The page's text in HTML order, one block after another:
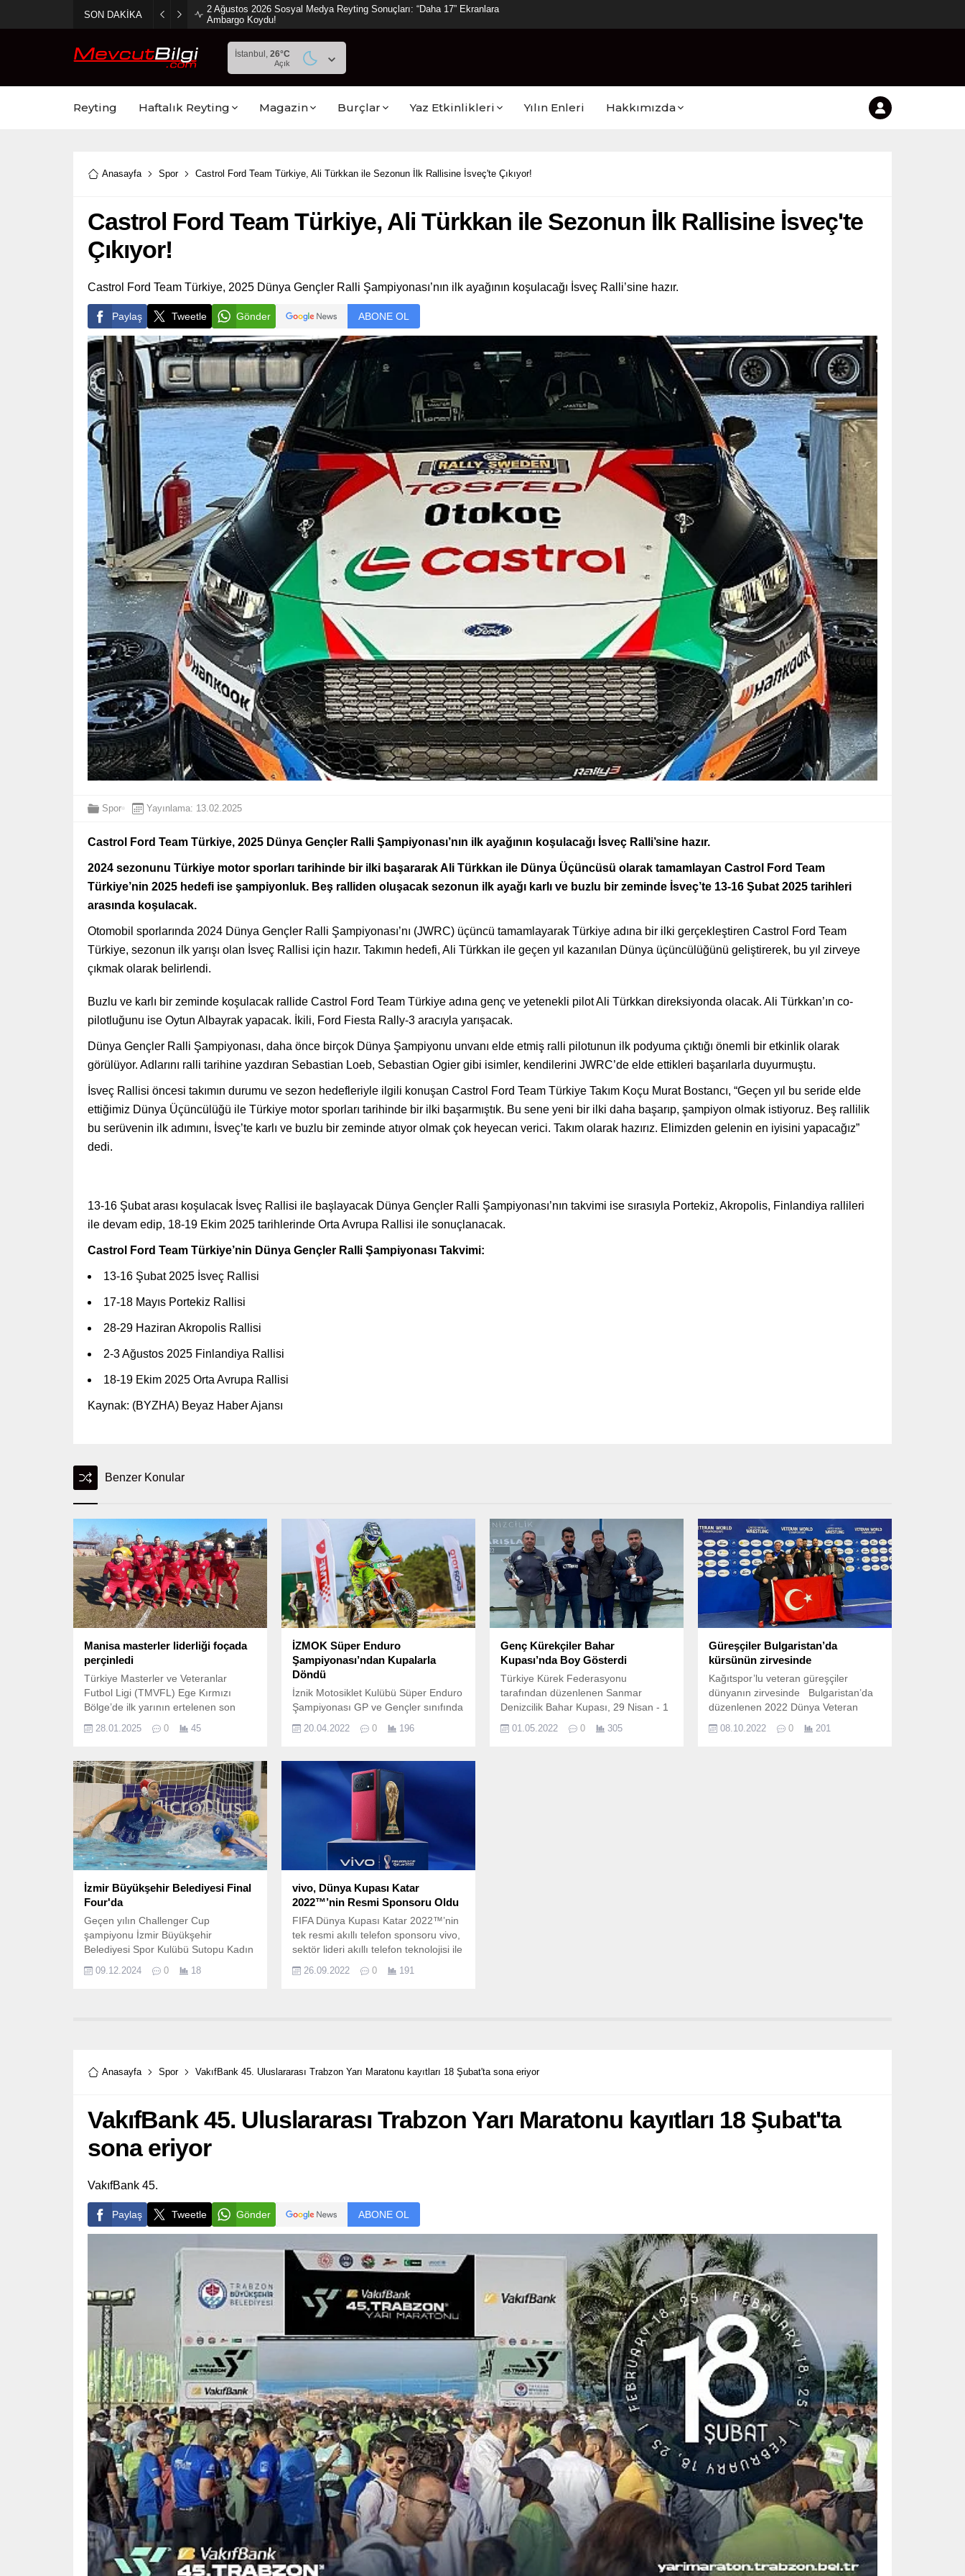
SON DAKİKA
2 Ağustos 2026 Sosyal Medya Reyting Sonuçları: “Daha 17” Ekranlara
Ambargo Koydu!
İstanbul, 26°C
Açık
Reyting Haftalık Reyting Magazin Burçlar Yaz Etkinlikleri Yılın Enleri Hakkımızda
Anasayfa Spor Castrol Ford Team Türkiye, Ali Türkkan ile Sezonun İlk Rallisine İsveç'te Çıkıyor!
Castrol Ford Team Türkiye, Ali Türkkan ile Sezonun İlk Rallisine İsveç'te
Çıkıyor!
Castrol Ford Team Türkiye, 2025 Dünya Gençler Ralli Şampiyonası’nın ilk ayağının koşulacağı İsveç Ralli’sine hazır.
Paylaş Tweetle Gönder ABONE OL
Spor Yayınlama: 13.02.2025
Castrol Ford Team Türkiye, 2025 Dünya Gençler Ralli Şampiyonası’nın ilk ayağının koşulacağı İsveç Ralli’sine hazır.
2024 sezonunu Türkiye motor sporları tarihinde bir ilki başararak Ali Türkkan ile Dünya Üçüncüsü olarak tamamlayan Castrol Ford Team
Türkiye’nin 2025 hedefi ise şampiyonluk. Beş ralliden oluşacak sezonun ilk ayağı karlı ve buzlu bir zeminde İsveç’te 13-16 Şubat 2025 tarihleri
arasında koşulacak.
Otomobil sporlarında 2024 Dünya Gençler Ralli Şampiyonası’nı (JWRC) üçüncü tamamlayarak Türkiye adına bir ilki gerçekleştiren Castrol Ford Team
Türkiye, sezonun ilk yarışı olan İsveç Rallisi için hazır. Takımın hedefi, Ali Türkkan ile geçen yıl kazanılan Dünya üçüncülüğünü geliştirerek, bu yıl zirveye
çıkmak olarak belirlendi.
Buzlu ve karlı bir zeminde koşulacak rallide Castrol Ford Team Türkiye adına genç ve yetenekli pilot Ali Türkkan direksiyonda olacak. Ali Türkkan’ın co-
pilotluğunu ise Oytun Albayrak yapacak. İkili, Ford Fiesta Rally-3 aracıyla yarışacak.
Dünya Gençler Ralli Şampiyonası, daha önce birçok Dünya Şampiyonu unvanı elde etmiş ralli pilotunun ilk podyuma çıktığı önemli bir etkinlik olarak
görülüyor. Adlarını ralli tarihine yazdıran Sebastian Loeb, Sebastian Ogier gibi isimler, kendilerini JWRC’de elde ettikleri başarılarla duyurmuştu.
İsveç Rallisi öncesi takımın durumu ve sezon hedefleriyle ilgili konuşan Castrol Ford Team Türkiye Takım Koçu Murat Bostancı, “Geçen yıl bu seride elde
ettiğimiz Dünya Üçüncülüğü ile Türkiye motor sporları tarihinde bir ilki başarmıştık. Bu sene yeni bir ilki daha başarıp, şampiyon olmak istiyoruz. Beş rallilik
bu serüvenin ilk adımını, İsveç’te karlı ve buzlu bir zeminde atıyor olmak çok heyecan verici. Takım olarak hazırız. Elimizden gelenin en iyisini yapacağız”
dedi.
13-16 Şubat arası koşulacak İsveç Rallisi ile başlayacak Dünya Gençler Ralli Şampiyonası’nın takvimi ise sırasıyla Portekiz, Akropolis, Finlandiya rallileri
ile devam edip, 18-19 Ekim 2025 tarihlerinde Orta Avrupa Rallisi ile sonuçlanacak.
Castrol Ford Team Türkiye’nin Dünya Gençler Ralli Şampiyonası Takvimi:
13-16 Şubat 2025 İsveç Rallisi
17-18 Mayıs Portekiz Rallisi
28-29 Haziran Akropolis Rallisi
2-3 Ağustos 2025 Finlandiya Rallisi
18-19 Ekim 2025 Orta Avrupa Rallisi
Kaynak: (BYZHA) Beyaz Haber Ajansı
Benzer Konular
Manisa masterler liderliği foçada
perçinledi
Türkiye Masterler ve Veteranlar
Futbol Ligi (TMVFL) Ege Kırmızı
Bölge’de ilk yarının ertelenen son
28.01.2025 0 45
İZMOK Süper Enduro
Şampiyonası’ndan Kupalarla
Döndü
İznik Motosiklet Kulübü Süper Enduro
Şampiyonası GP ve Gençler sınıfında
20.04.2022 0 196
Genç Kürekçiler Bahar
Kupası’nda Boy Gösterdi
Türkiye Kürek Federasyonu
tarafından düzenlenen Sanmar
Denizcilik Bahar Kupası, 29 Nisan - 1
Kırkpınar’da gerçekleştirildi.
01.05.2022 0 305
Güreşçiler Bulgaristan’da
kürsünün zirvesinde
Kağıtspor’lu veteran güreşçiler
dünyanın zirvesinde Bulgaristan’da
düzenlenen 2022 Dünya Veteran
eden Kocaeli Büyükşehir Belediye
08.10.2022 0 201
İzmir Büyükşehir Belediyesi Final
Four'da
Geçen yılın Challenger Cup
şampiyonu İzmir Büyükşehir
Belediyesi Spor Kulübü Sutopu Kadın
2.
09.12.2024 0 18
vivo, Dünya Kupası Katar
2022™’nin Resmi Sponsoru Oldu
FIFA Dünya Kupası Katar 2022™’nin
tek resmi akıllı telefon sponsoru vivo,
sektör lideri akıllı telefon teknolojisi ile
açık ve kapsayıcı bir etkinliğe ev
26.09.2022 0 191
Anasayfa Spor VakıfBank 45. Uluslararası Trabzon Yarı Maratonu kayıtları 18 Şubat'ta sona eriyor
VakıfBank 45. Uluslararası Trabzon Yarı Maratonu kayıtları 18 Şubat'ta
sona eriyor
VakıfBank 45.
Paylaş Tweetle Gönder ABONE OL